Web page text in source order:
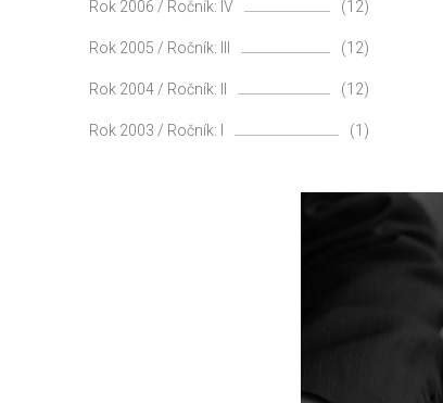
Rok 2006 / Ročník: IV (12)
Rok 2005 / Ročník: III (12)
Rok 2004 / Ročník: II (12)
Rok 2003 / Ročník: I (1)